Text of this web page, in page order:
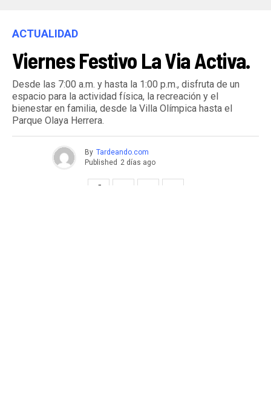
ACTUALIDAD
Viernes Festivo La Via Activa.
Desde las 7:00 a.m. y hasta la 1:00 p.m., disfruta de un
espacio para la actividad física, la recreación y el
bienestar en familia, desde la Villa Olímpica hasta el
Parque Olaya Herrera.
By Tardeando.com
Published 2 días ago